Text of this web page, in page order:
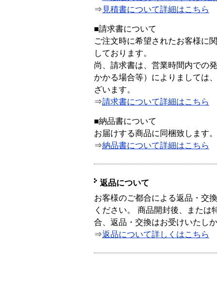
⇒ 見積書について詳細はこちら
■請求書について
ご注文時に希望されたお客様に
しております。
尚、請求書は、営業時間内での
かかる場合等）によりましては
ざいます。
⇒請求書について詳細はこちら
■納品書について
お届けする商品に同梱致します。
⇒納品書について詳細はこちら
返品について
お客様のご都合による返品・交
ください。 商品開封後、または
合、返品・交換はお受けいたし
⇒返品について詳しくはこちら